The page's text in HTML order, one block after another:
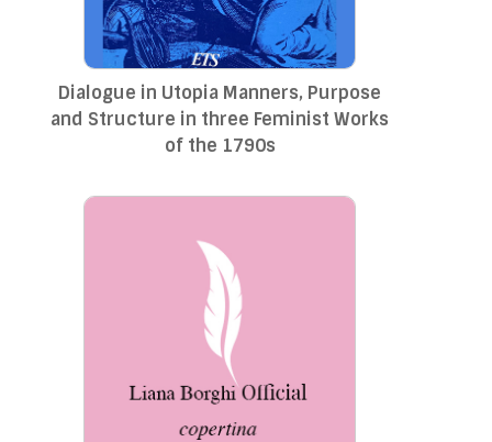
Dialogue in Utopia Manners, Purpose
and Structure in three Feminist Works
of the 1790s